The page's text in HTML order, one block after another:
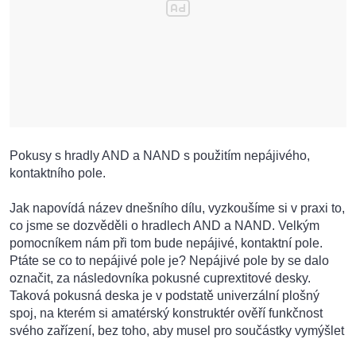
Pokusy s hradly AND a NAND s použitím nepájivého,
kontaktního pole.
Jak napovídá název dnešního dílu, vyzkoušíme si v praxi to,
co jsme se dozvěděli o hradlech AND a NAND. Velkým
pomocníkem nám při tom bude nepájivé, kontaktní pole.
Ptáte se co to nepájivé pole je? Nepájivé pole by se dalo
označit, za následovníka pokusné cuprextitové desky.
Taková pokusná deska je v podstatě univerzální plošný
spoj, na kterém si amatérský konstruktér ověří funkčnost
svého zařízení, bez toho, aby musel pro součástky vymýšlet